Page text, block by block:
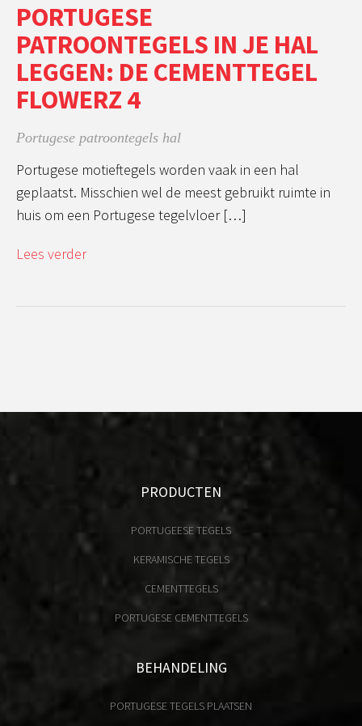
PORTUGESE
PATROONTEGELS IN JE HAL
LEGGEN: DE CEMENTTEGEL
FLOWERZ 4
Portugese patroontegels hal
Portugese motieftegels worden vaak in een hal
geplaatst. Misschien wel de meest gebruikt ruimte in
huis om een Portugese tegelvloer […]
Lees verder
PRODUCTEN
PORTUGEESE TEGELS
KERAMISCHE TEGELS
CEMENTTEGELS
PORTUGESE CEMENTTEGELS
BEHANDELING
PORTUGESE TEGELS PLAATSEN